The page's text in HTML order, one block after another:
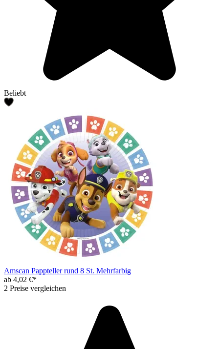
Beliebt
Amscan Pappteller rund 8 St. Mehrfarbig
ab 4,02 €*
2 Preise vergleichen